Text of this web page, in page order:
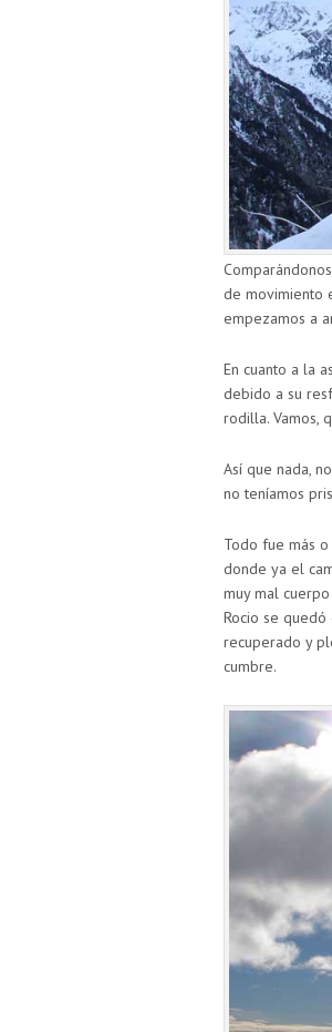
de movimiento
empezamos a
En cuanto a la
debido a su
rodilla. Vamos,
Así que nada,
no teníamos
Todo fue más
donde ya el
muy mal
Rocio se
recuperado y
cumbre.